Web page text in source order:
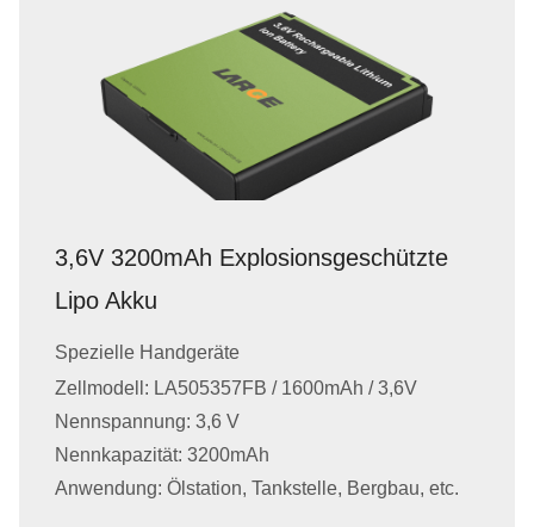
3,6V 3200mAh Explosionsgeschützte
Lipo Akku
Spezielle Handgeräte
Zellmodell: LA505357FB / 1600mAh / 3,6V
Nennspannung: 3,6 V
Nennkapazität: 3200mAh
Anwendung: Ölstation, Tankstelle, Bergbau, etc.